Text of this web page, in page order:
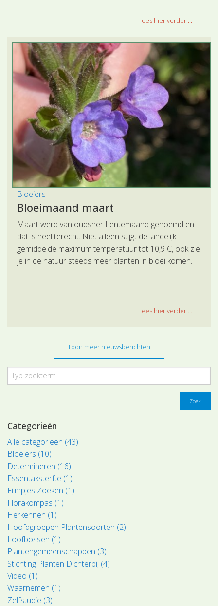
lees hier verder ...
Bloeiers
Bloeimaand maart
Maart werd van oudsher Lentemaand genoemd en
dat is heel terecht. Niet alleen stijgt de landelijk
gemiddelde maximum temperatuur tot 10,9 C, ook zie
je in de natuur steeds meer planten in bloei komen.
lees hier verder ...
Toon meer nieuwsberichten
Zoek
Categorieën
Alle categorieën (43)
Bloeiers (10)
Determineren (16)
Essentaksterfte (1)
Filmpjes Zoeken (1)
Florakompas (1)
Herkennen (1)
Hoofdgroepen Plantensoorten (2)
Loofbossen (1)
Plantengemeenschappen (3)
Stichting Planten Dichterbij (4)
Video (1)
Waarnemen (1)
Zelfstudie (3)